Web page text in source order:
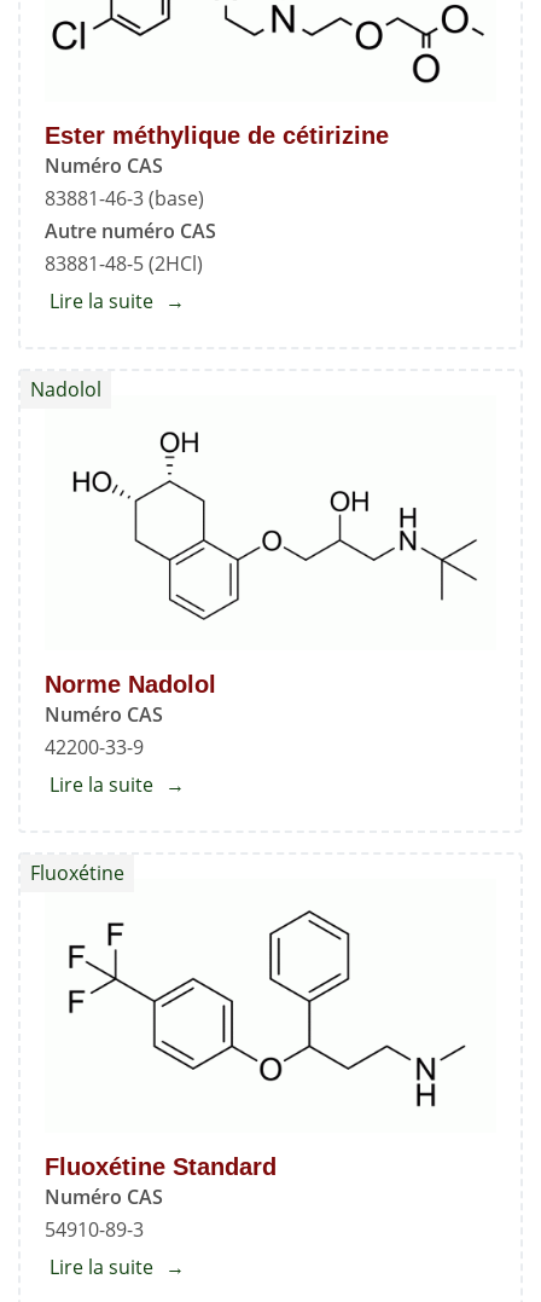
Ester méthylique de cétirizine
Numéro CAS
83881-46-3 (base)
Autre numéro CAS
83881-48-5 (2HCl)
Lire la suite about
cétirizine
Norme Nadolol
Numéro CAS
42200-33-9
Nadolol
Lire la suite about
Fluoxétine Standard
Numéro CAS
54910-89-3
Fluoxétine
Lire la suite about